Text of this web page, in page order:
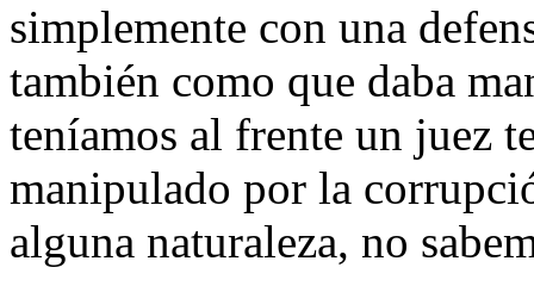
simplemente con una
también como que daba
teníamos al frente un juez
manipulado por la
alguna naturaleza, no